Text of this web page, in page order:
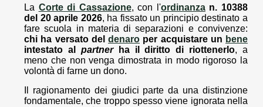
La Corte di Cassazione, con l'ordinanzan. 10388
del 20 aprile 2026, ha fissato un principio destinato a
fare scuola in materia di separazioni e convivenze:
chi ha versato del denaro per acquistare un bene
intestato al partnerha il diritto di riottenerlo, a
meno che non venga dimostrata in modo rigoroso la
volontà di farne un dono.
Il ragionamento dei giudici parte da una distinzione
fondamentale, che troppo spesso viene ignorata nella